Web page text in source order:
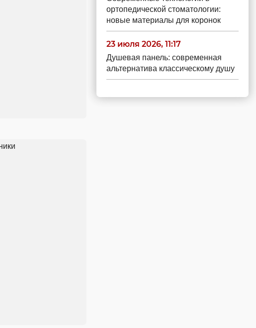
ортопедической стоматологии:
новые материалы для коронок
23 июля 2026, 11:17
Душевая панель: современная
альтернатива классическому душу